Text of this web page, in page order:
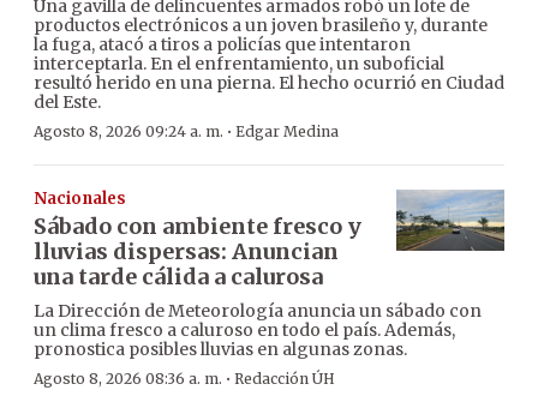
Una gavilla de delincuentes armados robó un lote de
productos electrónicos a un joven brasileño y, durante
la fuga, atacó a tiros a policías que intentaron
interceptarla. En el enfrentamiento, un suboficial
resultó herido en una pierna. El hecho ocurrió en Ciudad
del Este.
Agosto 8, 2026 09:24 a. m. · Edgar Medina
Nacionales
Sábado con ambiente fresco y
lluvias dispersas: Anuncian
una tarde cálida a calurosa
La Dirección de Meteorología anuncia un sábado con
un clima fresco a caluroso en todo el país. Además,
pronostica posibles lluvias en algunas zonas.
Agosto 8, 2026 08:36 a. m. · Redacción ÚH